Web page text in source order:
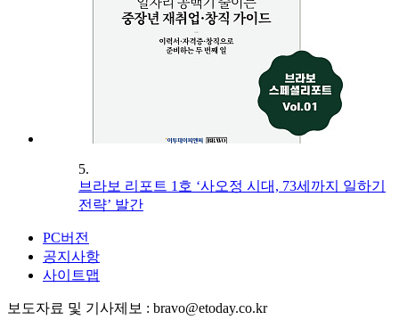
5.
브라보 리포트 1호 ‘사오정 시대, 73세까지 일하기
전략’ 발간
PC버전
공지사항
사이트맵
보도자료 및 기사제보 : bravo@etoday.co.kr